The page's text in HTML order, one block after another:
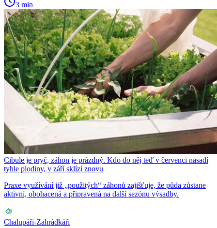
3 min
Cibule je pryč, záhon je prázdný. Kdo do něj teď v červenci nasadí
tyhle plodiny, v září sklízí znovu
Praxe využívání již „použitých“ záhonů zajišťuje, že půda zůstane
aktivní, obohacená a připravená na další sezónu výsadby.
Chalupáři-Zahrádkáři